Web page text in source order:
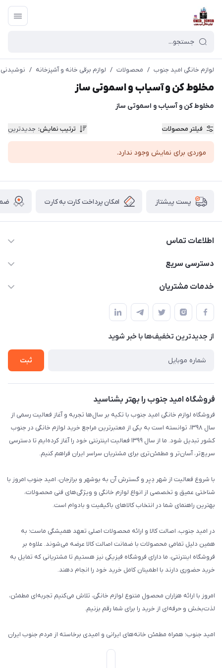
لوازم خانگی امید جنوب / محصولات / لوازم برقی خانه و آشپزخانه / نوشیدنی
مخلوط کن و آسیاب و اسموتی ساز
مخلوط کن و آسیاب و اسموتی ساز
فیلتر محصولات ترتیب نمایش: جدیدترین
موردی برای نمایش وجود ندارد.
پست پیشتاز امکان پرداخت کارت به کارت
اطلاعات تماس
09175273898
خانگی امید جنوب
دسترسی سریع
حساب کاربری
لیست محصولات
درباره ما
خدمات مشتریان
قوانین و مقررات سایت
حریم خصوصی
راهنما
تماس با ما
از جدید‌ترین تخفیف‌ها با‌ خبر شوید
ثبت
فروشگاه امید جنوب را بهتر بشناسید
فروشگاه لوازم خانگی امید جنوب با تکیه بر سال‌ها تجربه و آغاز فعالیت رسمی از
سال ۱۳۹۸، توانسته است به یکی از معتبرترین مراجع خرید لوازم خانگی در جنوب
کشور تبدیل شود. ما از سال ۱۳۹۹ فعالیت اینترنتی خود را آغاز کرده‌ایم تا دسترسی
سریع‌تر، آسان‌تر و مطمئن‌تری برای مشتریان سراسر ایران فراهم کنیم.
با شروع فعالیت از شهر دِیِر و گسترش آن به بوشهر و برازجان، امید جنوب امروز با
شناختی عمیق و تخصصی از انواع لوازم خانگی و ویژگی‌های فنی محصولات،
بهترین راهنمای شما در انتخاب کالاهای باکیفیت و بادوام است.
در امید جنوب، اصالت کالا و ارائه محصولات اصلی تعهد همیشگی ماست؛ به
همین دلیل تمامی محصولات با ضمانت اصالت کالا عرضه می‌شوند. علاوه بر
فروشگاه اینترنتی، ما دارای فروشگاه فیزیکی نیز هستیم تا مشتریانی که تمایل به
خرید حضوری دارند با اطمینان کامل خرید خود را انجام دهند.
امروز با ارائه هزاران محصول متنوع لوازم خانگی، تلاش می‌کنیم تجربه‌ای مطمئن،
لذت‌بخش و حرفه‌ای از خرید را برای شما رقم بزنیم.
امید جنوب؛ همراه مطمئن خانه‌های ایرانی و امیدی برخاسته از مردم جنوب ایران